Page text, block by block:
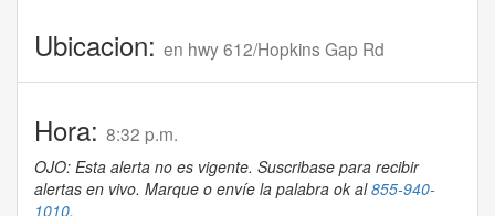
Ubicacion: en hwy 612/Hopkins Gap Rd
Hora: 8:32 p.m.
OJO: Esta alerta no es vigente. Suscribase para recibir
alertas en vivo. Marque o envíe la palabra ok al855-940-
1010.